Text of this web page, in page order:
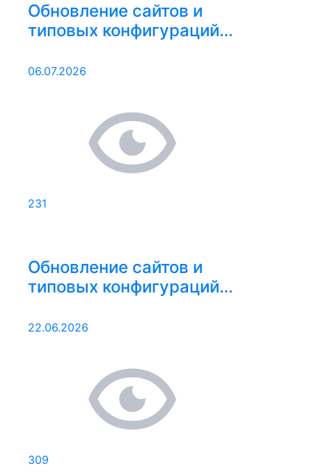
Обновление сайтов и
типовых конфигураций
06.07.2026
231
Обновление сайтов и
типовых конфигураций
22.06.2026
309